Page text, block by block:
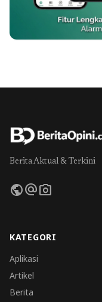
Berita Aktual & Terkini
publicalternate_emailphoto_camera
KATEGORI
Aplikasi
Artikel
Berita